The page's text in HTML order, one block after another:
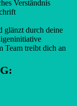
Verständnis
glänzt durch deine
Team treibt dich an